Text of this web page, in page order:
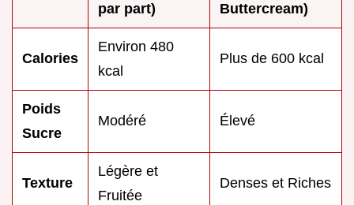
par part)
Buttercream)
Calories
Environ 480
kcal
Plus de 600 kcal
Poids
Sucre
Modéré Élevé
Texture
Légère et
Fruitée
Denses et Riches